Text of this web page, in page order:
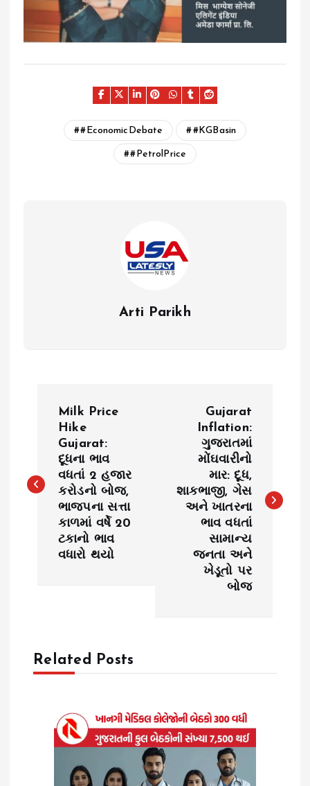
#EconomicDebate #KGBasin
#PetrolPrice
Arti Parikh
t
g
Milk Price
Hike
Gujarat:
દૂધના ભાવ
વધતાં 2 હજાર
કરોડનો બોજ,
ભાજપના સત્તા
કાળમાં વર્ષે 20
ટકાનો ભાવ
વધારો થયો
Gujarat
Inflation:
ગુજરાતમાં
મોંઘવારીનો
માર: દૂધ,
શાકભાજી, ગેસ
અને ખાતરના
ભાવ વધતાં
સામાન્ય
જનતા અને
ખેડૂતો પર
બોજ
Related Posts